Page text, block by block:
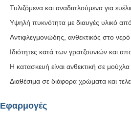
Τυλιζόμενα και αναδιπλούμενα για
Υψηλή πυκνότητα με διαυγές υλικό
Αντιφλεγμονώδης, ανθεκτικός στο
Ιδιότητες κατά των γρατζουνιών και
Η κατασκευή είναι ανθεκτική σε μούχλα
Διαθέσιμα σε διάφορα χρώματα και
Εφαρμογές